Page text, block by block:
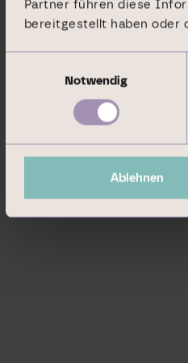
Partner führen diese
bereitgestellt haben oder
Notwendig
Ablehnen